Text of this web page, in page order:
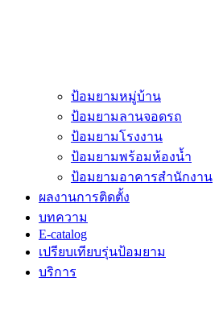
ป้อมยามหมู่บ้าน
ป้อมยามลานจอดรถ
ป้อมยามโรงงาน
ป้อมยามพร้อมห้องน้ำ
ป้อมยามอาคารสำนักงาน
ผลงานการติดตั้ง
บทความ
E-catalog
เปรียบเทียบรุ่นป้อมยาม
บริการ